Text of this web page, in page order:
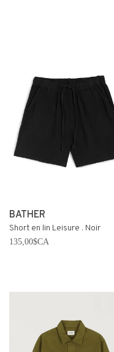
BATHER
Short en lin Leisure . Noir
135,00$CA